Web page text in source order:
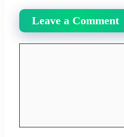
Leave a Comment